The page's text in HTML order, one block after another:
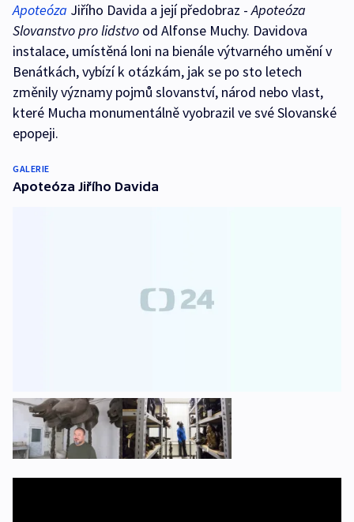
Apoteóza Jiřího Davida a její předobraz -Apoteóza
Slovanstvo pro lidstvo od Alfonse Muchy. Davidova
instalace, umístěná loni na bienále výtvarného umění v
Benátkách, vybízí k otázkám, jak se po sto letech
změnily významy pojmů slovanství, národ nebo vlast,
které Mucha monumentálně vyobrazil ve své Slovanské
epopeji.
GALERIE
Apoteóza Jiřího Davida